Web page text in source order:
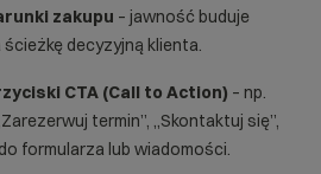
zakupu – jawność buduje
decyzyjną klienta.
CTA (Call to Action) – np.
termin”, „Skontaktuj się”,
formularza lub wiadomości.